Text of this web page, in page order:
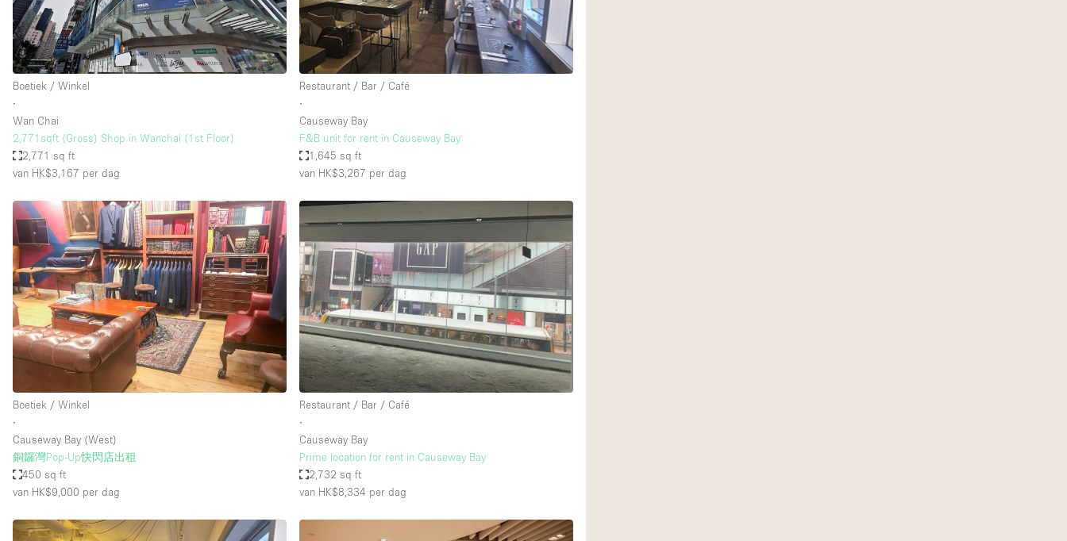
Boetiek / Winkel
∙
Wan Chai
2,771sqft (Gross) Shop in Wanchai (1st Floor)
2,771 sq ft
van HK$3,167 per dag
Restaurant / Bar / Café
∙
Causeway Bay
F&B unit for rent in Causeway Bay
1,645 sq ft
van HK$3,267 per dag
Boetiek / Winkel
∙
Causeway Bay (West)
銅鑼灣Pop-Up快閃店出租
450 sq ft
van HK$9,000 per dag
Restaurant / Bar / Café
∙
Causeway Bay
Prime location for rent in Causeway Bay
2,732 sq ft
van HK$8,334 per dag